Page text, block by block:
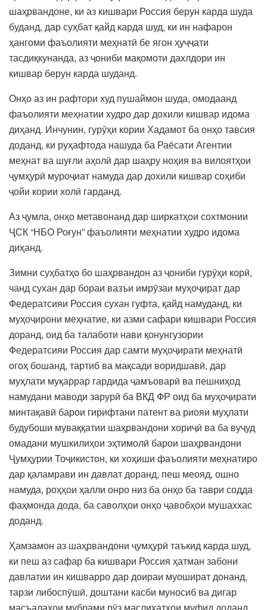
шаҳрвандоне, ки аз кишвари Россия берун карда шуда
буданд, дар суҳбат қайд карда шуд, ки ин нафарон
ҳангоми фаъолияти меҳнатӣ бе ягон ҳуҷҷати
тасдиқкунанда, аз ҷониби мақомоти дахлдори ин
кишвар берун карда шуданд.
Онҳо аз ин рафтори худ пушаймон шуда, омодаанд
фаъолияти меҳнатии худро дар дохили кишвар идома
диҳанд. Инчунин, гурӯҳи кории Хадамот ба онҳо тавсия
доданд, ки руҳафтода нашуда ба Раёсати Агентии
меҳнат ва шуғли аҳолӣ дар шаҳру ноҳия ва вилоятҳои
ҷумҳурӣ муроҷиат намуда дар дохили кишвар соҳиби
ҷойи кории холӣ гарданд.
Аз ҷумла, онҳо метавонанд дар ширкатҳои сохтмонии
ҶСК “НБО Роғун” фаъолияти меҳнатии худро идома
диҳанд.
Зимни суҳбатҳо бо шаҳрвандон аз ҷониби гурӯҳи корӣ,
чанд сухан дар бораи вазъи имрӯзаи муҳоҷират дар
Федератсияи Россия сухан гуфта, қайд намуданд, ки
муҳоҷирони меҳнатие, ки азми сафари кишвари Россия
доранд, оид ба талаботи нави қонунгузории
Федератсияи Россия дар самти муҳоҷирати меҳнатӣ
огоҳ бошанд, тартиб ва мақсади воридшавӣ, дар
муҳлати муқаррар гардида ҷамъоварӣ ва пешниҳод
намудани маводи зарурӣ ба ВКД ФР оид ба муҳоҷирати
минтақавӣ барои гирифтани патент ва риояи муҳлати
будубоши муваққатии шаҳрвандони хориҷӣ ва ба вуҷуд
омадани мушкилиҳои эҳтимолӣ барои шаҳрвандони
Ҷумҳурии Тоҷикистон, ки хоҳиши фаъолияти меҳнатиро
дар қаламрави ин давлат доранд, пеш меояд, ошно
намуда, роҳҳои ҳалли онро низ ба онҳо ба таври содда
фаҳмонда дода, ба саволҳои онҳо ҷавобҳои мушаххас
доданд.
Ҳамзамон аз шаҳрвандони ҷумҳурӣ таъкид карда шуд,
ки пеш аз сафар ба кишвари Россия ҳатман забони
давлатии ин кишварро дар доираи муошират донанд,
тарзи либоспӯшӣ, доштани касби муносиб ва дигар
масъалаҳои мубрами рӯз маслиҳатҳои муфид доданд.